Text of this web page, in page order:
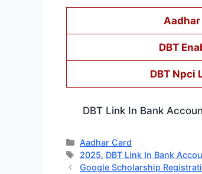
DBT
DBT Npci
DBT Link In Bank Account
Categories
Aadhar Card
Tags
2025, DBT Link In Bank
Google Scholarship